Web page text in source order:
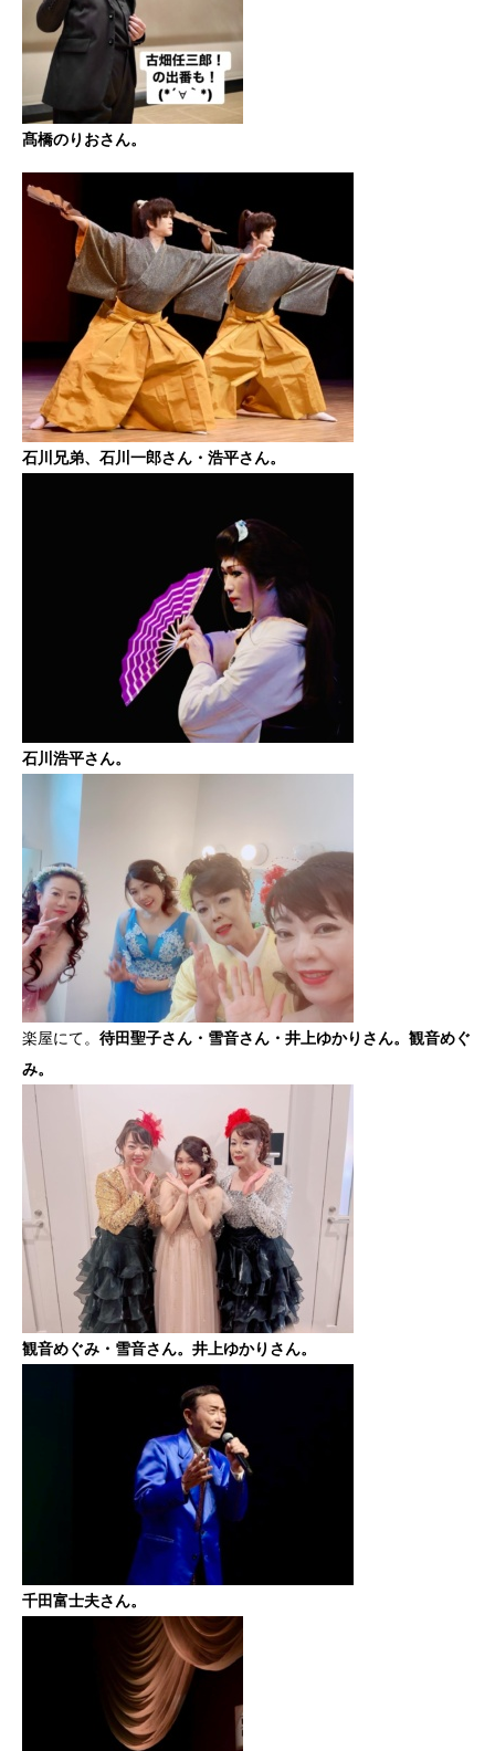
髙橋のりおさん。
石川兄弟、石川一郎さん・浩平さん。
石川浩平さん。
楽屋にて。 待田聖子さん・雪音さん・井上ゆかりさん。観音めぐ
み。
観音めぐみ・雪音さん。井上ゆかりさん。
千田富士夫さん。